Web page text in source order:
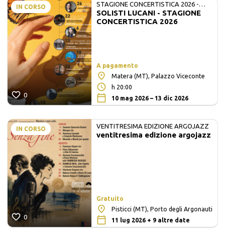
IN CORSO
0
STAGIONE CONCERTISTICA 2026 -
MATE E SOLISTI LUCANI
SOLISTI LUCANI - STAGIONE
CONCERTISTICA 2026
A pagamento
Matera (MT), Palazzo Viceconte
h 20:00
10 mag 2026 – 13 dic 2026
IN CORSO
0
VENTITRESIMA EDIZIONE ARGOJAZZ
ventitresima edizione argojazz
Gratuito
Pisticci (MT), Porto degli Argonauti
11 lug 2026 + 9 altre date